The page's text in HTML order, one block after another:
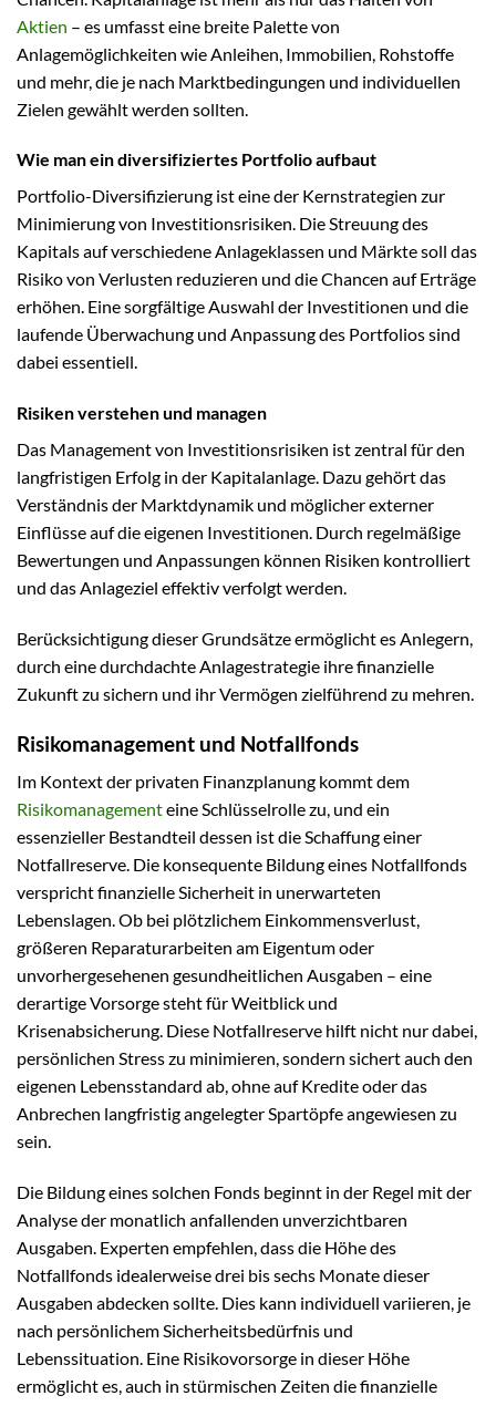
Aktien – es umfasst eine breite Palette von
Anlagemöglichkeiten wie Anleihen, Immobilien, Rohstoffe
und mehr, die je nach Marktbedingungen und individuellen
Zielen gewählt werden sollten.
Wie man ein diversifiziertes Portfolio aufbaut
Portfolio-Diversifizierung ist eine der Kernstrategien zur
Minimierung von Investitionsrisiken. Die Streuung des
Kapitals auf verschiedene Anlageklassen und Märkte soll das
Risiko von Verlusten reduzieren und die Chancen auf Erträge
erhöhen. Eine sorgfältige Auswahl der Investitionen und die
laufende Überwachung und Anpassung des Portfolios sind
dabei essentiell.
Risiken verstehen und managen
Das Management von Investitionsrisiken ist zentral für den
langfristigen Erfolg in der Kapitalanlage. Dazu gehört das
Verständnis der Marktdynamik und möglicher externer
Einflüsse auf die eigenen Investitionen. Durch regelmäßige
Bewertungen und Anpassungen können Risiken kontrolliert
und das Anlageziel effektiv verfolgt werden.
Berücksichtigung dieser Grundsätze ermöglicht es Anlegern,
durch eine durchdachte Anlagestrategie ihre finanzielle
Zukunft zu sichern und ihr Vermögen zielführend zu mehren.
Risikomanagement und Notfallfonds
Im Kontext der privaten Finanzplanung kommt dem
Risikomanagementeine Schlüsselrolle zu, und ein
essenzieller Bestandteil dessen ist die Schaffung einer
Notfallreserve. Die konsequente Bildung eines Notfallfonds
verspricht finanzielle Sicherheit in unerwarteten
Lebenslagen. Ob bei plötzlichem Einkommensverlust,
größeren Reparaturarbeiten am Eigentum oder
unvorhergesehenen gesundheitlichen Ausgaben – eine
derartige Vorsorge steht für Weitblick und
Krisenabsicherung. Diese Notfallreserve hilft nicht nur dabei,
persönlichen Stress zu minimieren, sondern sichert auch den
eigenen Lebensstandard ab, ohne auf Kredite oder das
Anbrechen langfristig angelegter Spartöpfe angewiesen zu
sein.
Die Bildung eines solchen Fonds beginnt in der Regel mit der
Analyse der monatlich anfallenden unverzichtbaren
Ausgaben. Experten empfehlen, dass die Höhe des
Notfallfonds idealerweise drei bis sechs Monate dieser
Ausgaben abdecken sollte. Dies kann individuell variieren, je
nach persönlichem Sicherheitsbedürfnis und
Lebenssituation. Eine Risikovorsorge in dieser Höhe
ermöglicht es, auch in stürmischen Zeiten die finanzielle